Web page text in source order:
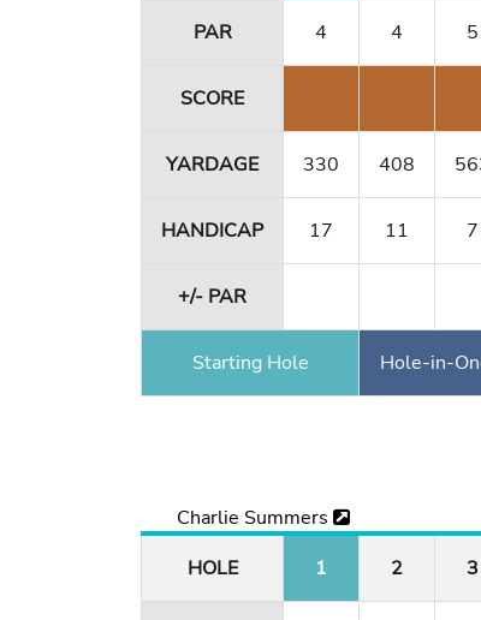
PAR 4 4 5
SCORE
YARDAGE 330 408
HANDICAP 17 11 7
+/- PAR
Starting Hole Hole-in-
Charlie Summers
HOLE
1 2 3